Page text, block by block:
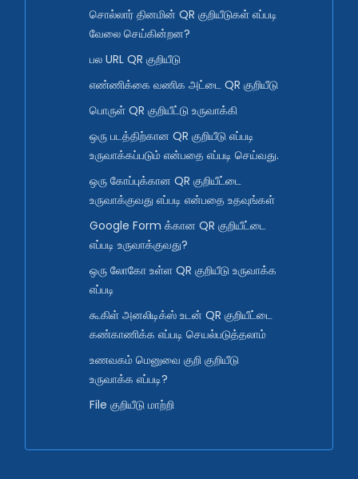
சொல்லார் தினமின் QR குறியீடுகள் எப்படி
வேலை செய்கின்றன?
பல URL QR குறியீடு
எண்ணிக்கை வணிக அட்டை QR குறியீடு
பொருள் QR குறியீட்டு உருவாக்கி
ஒரு படத்திற்கான QR குறியீடு எப்படி
உருவாக்கப்படும் என்பதை எப்படி செய்வது.
ஒரு கோப்புக்கான QR குறியீட்டை
உருவாக்குவது எப்படி என்பதை உதவுங்கள்
Google Form க்கான QR குறியீட்டை
எப்படி உருவாக்குவது?
ஒரு லோகோ உள்ள QR குறியீடு உருவாக்க
எப்படி
கூகிள் அனலிடிக்ஸ் உடன் QR குறியீட்டை
கண்காணிக்க எப்படி செயல்படுத்தலாம்
உணவகம் மெனுவை குறி குறியீடு
உருவாக்க எப்படி?
File குறியீடு மாற்றி